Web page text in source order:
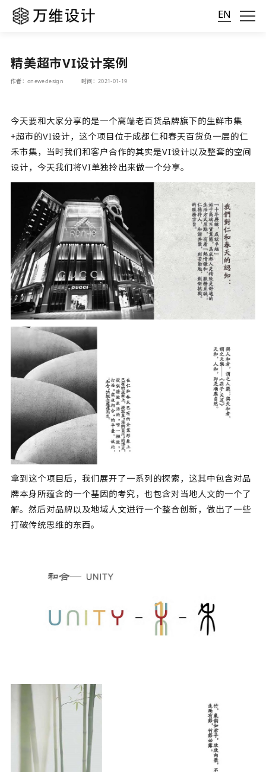
EN
精美超市VI设计案例
作者：onewedesign 时间：2021-01-19
今天要和大家分享的是一个高端老百货品牌旗下的生鲜市集
+超市的VI设计，这个项目位于成都仁和春天百货负一层的仁
禾市集，当时我们和客户合作的其实是VI设计以及整套的空间
设计，今天我们将VI单独拎出来做一个分享。
拿到这个项目后，我们展开了一系列的探索，这其中包含对品
牌本身所蕴含的一个基因的考究，也包含对当地人文的一个了
解。然后对品牌以及地域人文进行一个整合创新，做出了一些
打破传统思维的东西。